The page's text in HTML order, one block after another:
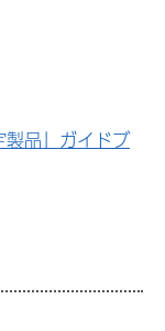
品」ガイドブ